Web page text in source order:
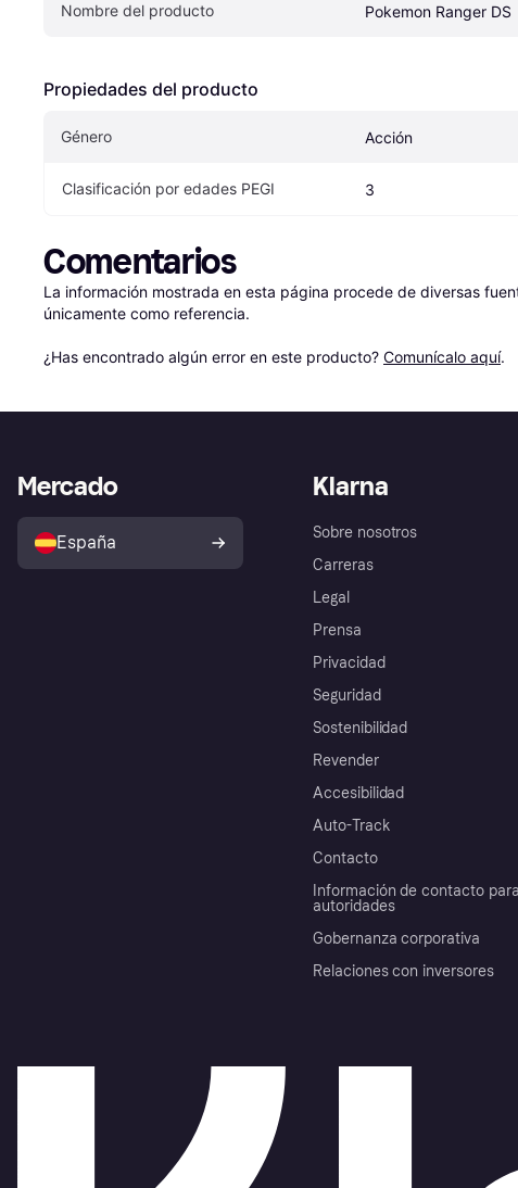
Nombre del producto Pokemon Ranger DS
Propiedades del producto
Género Acción
Clasificación por edades PEGI 3
Comentarios
La información mostrada en esta página procede de diversas
únicamente como referencia.
¿Has encontrado algún error en este producto? Comunícalo aquí.
Klarna
Sobre nosotros
Carreras
Legal
Prensa
Privacidad
Seguridad
Sostenibilidad
Revender
Accesibilidad
Auto-Track
Contacto
Información de contacto
autoridades
Gobernanza corporativa
Relaciones con inversores
Mercado
España